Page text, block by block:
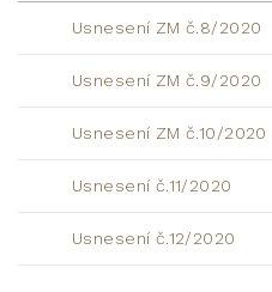
Usnesení ZM č.8/2020
Usnesení ZM č.9/2020
Usnesení ZM č.10/2020
Usnesení č.11/2020
Usnesení č.12/2020